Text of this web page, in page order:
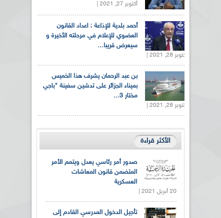
أكتوبر 27, 2021 |
أحمد بلدية للإذاعة : اعداد القانون
العضوي للإعلام في مرحلته الأخيرة و
سيعرض قريبا...
أكتوبر 28, 2021 |
بن عبد الرحمان يشرف هذا الخميس
بميناء الجزائر على تدشين سفينة "باجي
مختار 3...
أكتوبر 28, 2021 |
الأكثر قراءة
صدور أمر رئاسي يعدل ويتمم الأمر
المتضمن قانون المعاشات
العسكرية
20 أبريل 2021 |
تأجيل الدخول المدرسي القادم إلى